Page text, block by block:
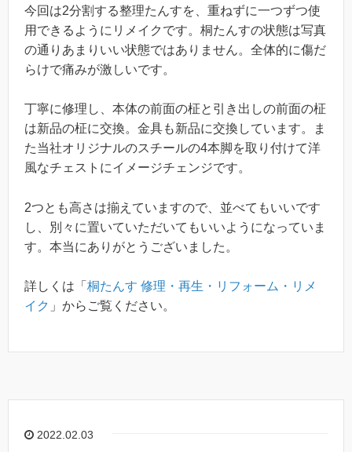
今回は2分割する整理たんすを、重ねずに一つずつ使
用できるようにリメイクです。桐たんすの状態は写真
の通りあまりいい状態ではありません。全体的に傷だ
らけで痛みが激しいです。
丁寧に修理し、本体の前面の柾と引き出しの前面の柾
は新品の柾に交換。金具も新品に交換しています。ま
た当社オリジナルのスチールの4本脚を取り付けて洋
風なチェストにイメージチェンジです。
2つとも高さは揃えていますので、並べてもいいです
し、別々に置いていただいてもいいようになっていま
す。本当にありがとうございました。
詳しくは「 桐たんす 修理・再生・リフォーム・リメ
イク 」からご覧ください。
2022.02.03